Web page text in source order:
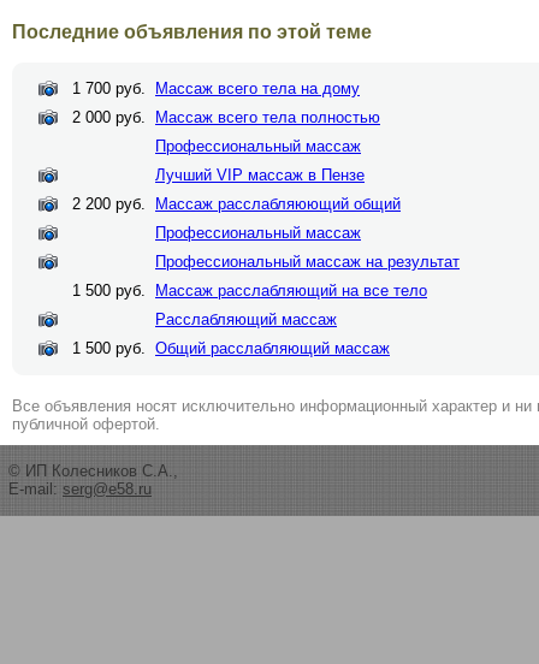
Последние объявления по этой теме
1 700 руб.
Массаж всего тела на дому
2 000 руб.
Массаж всего тела полностью
Профессиональный массаж
Лучший VIP массаж в Пензе
2 200 руб.
Массаж расслабляюющий общий
Профессиональный массаж
Профессиональный массаж на результат
1 500 руб.
Массаж расслабляющий на все тело
Расслабляющий массаж
1 500 руб. Общий расслабляющий массаж
Все объявления носят исключительно информационный характер и ни
публичной офертой.
© ИП Колесников С.А.,
E-mail: serg@e58.ru